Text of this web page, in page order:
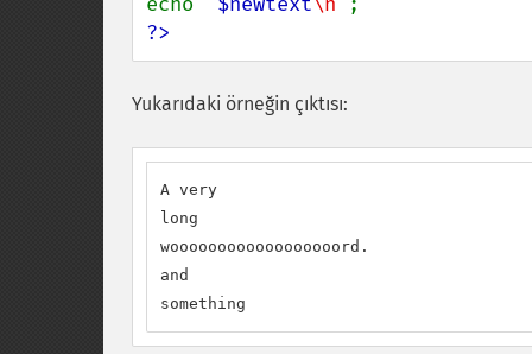
?>
Yukarıdaki örneğin çıktısı:
A very
long
woooooooooooooooooord.
and
something